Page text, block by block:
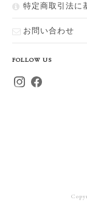
特定商取引法に
お問い合わせ
FOLLOW US